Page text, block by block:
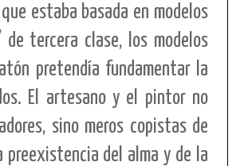
estaba basada en modelos
tercera clase, los modelos
pretendía fundamentar la
El artesano y el pintor no
sino meros copistas de
del alma y de la